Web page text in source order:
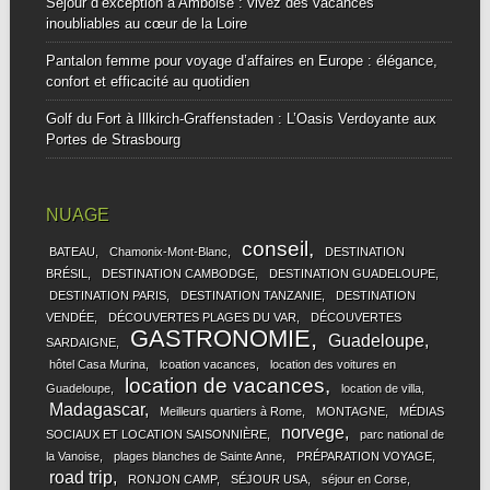
inoubliables au cœur de la Loire
Pantalon femme pour voyage d’affaires en Europe : élégance,
confort et efficacité au quotidien
Golf du Fort à Illkirch-Graffenstaden : L’Oasis Verdoyante aux
Portes de Strasbourg
NUAGE
BATEAU Chamonix-Mont-Blanc conseil
DESTINATION
BRÉSIL
DESTINATION CAMBODGE
DESTINATION GUADELOUPE
DESTINATION PARIS
DESTINATION TANZANIE
DESTINATION
VENDÉE
DÉCOUVERTES PLAGES DU VAR
DÉCOUVERTES
SARDAIGNE
GASTRONOMIE Guadeloupe
hôtel Casa Murina lcoation vacances
location des voitures en
Guadeloupe
location de vacances location de villa
Madagascar Meilleurs quartiers à Rome MONTAGNE
MÉDIAS
SOCIAUX ET LOCATION SAISONNIÈRE
norvege
parc national de
la Vanoise
plages blanches de Sainte Anne PRÉPARATION VOYAGE
road trip RONJON CAMP SÉJOUR USA séjour en Corse